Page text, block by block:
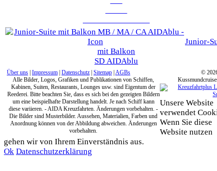
Junior-
mit Balkon
SD AIDAblu
Über uns | Impressum | Datenschutz | Sitemap |AGBs
Alle Bilder, Logos, Grafiken und Publikationen von Schiffen,
Kabinen, Suiten, Restaurants, Lounges usw. sind Eigentum der
Reederei. Bitte beachten Sie, dass es sich bei den gezeigten Bildern
um eine beispielhafte Darstellung handelt. Je nach Schiff kann
diese variieren. - AIDA Kreuzfahrten. Änderungen vorbehalten. -
Die Bilder sind Musterbilder. Aussehen, Materialien, Farben und
Anordnung können von der Abbildung abweichen. Änderungen
vorbehalten.
©
Unsere Website
verwendet
Wenn Sie diese
Website nutzen
gehen wir von Ihrem Einverständnis aus.
Ok Datenschutzerklärung